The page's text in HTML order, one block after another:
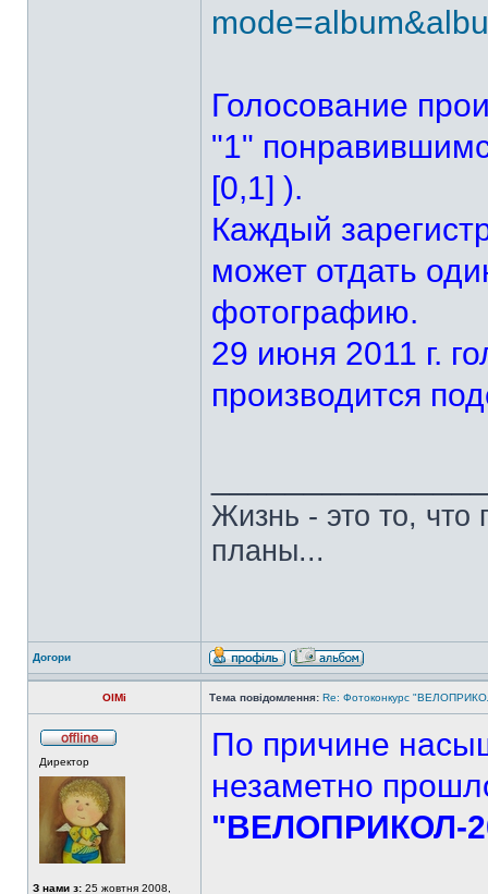
Голосование
"1"
[0,1] ).
Каждый
может отдать
фотографию.
29 июня 2011 г.
производится
Жизнь - это то,
планы...
Догори
OlMi Тема повідомлення: Re: Фотоконкурс
Директор
З нами з: 25 жовтня 2008,
По причине
незаметно
"ВЕЛОПРИКОЛ-